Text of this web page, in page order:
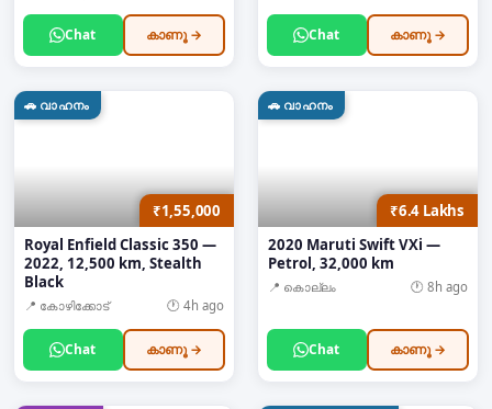
Chat കാണൂ → Chat കാണൂ →
🚗 വാഹനം
₹1,55,000
Royal Enfield Classic 350 —
2022, 12,500 km, Stealth
Black
📍 കോഴിക്കോട് 🕐 4h ago
Chat കാണൂ →
🚗 വാഹനം
₹6.4 Lakhs
2020 Maruti Swift VXi —
Petrol, 32,000 km
📍 കൊല്ലം 🕐 8h ago
Chat കാണൂ →